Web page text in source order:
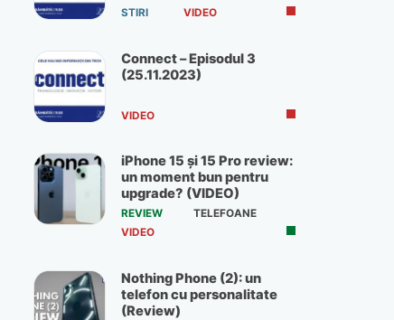
STIRI VIDEO
Connect – Episodul 3
(25.11.2023)
VIDEO
iPhone 15 și 15 Pro review:
un moment bun pentru
upgrade? (VIDEO)
REVIEW
TELEFOANE
VIDEO
Nothing Phone (2): un
telefon cu personalitate
(Review)